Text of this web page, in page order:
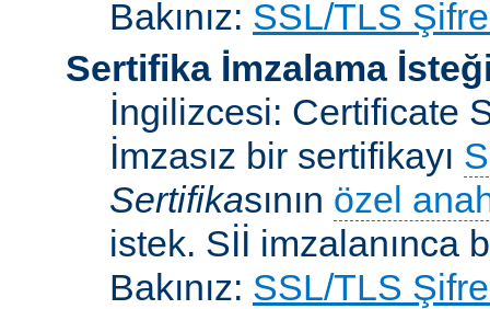
Bakınız: SSL/TLS
Sertifika İmzalama
İngilizcesi: Certificate
İmzasız bir sertifikayı
Sertifikasının özel
istek. Sİİ imzalanınca
Bakınız: SSL/TLS